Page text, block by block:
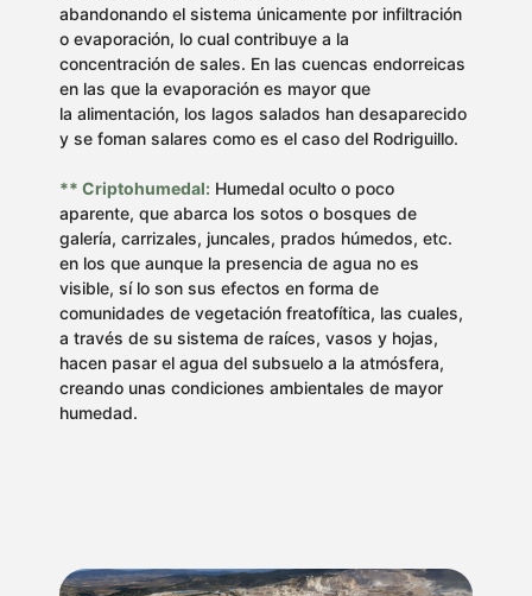
abandonando el sistema únicamente por infiltración
o evaporación, lo cual contribuye a la
concentración de sales. En las cuencas endorreicas
en las que la evaporación es mayor que
la alimentación, los lagos salados han desaparecido
y se foman salares como es el caso del Rodriguillo.
** Criptohumedal: Humedal oculto o poco
aparente, que abarca los sotos o bosques de
galería, carrizales, juncales, prados húmedos, etc.
en los que aunque la presencia de agua no es
visible, sí lo son sus efectos en forma de
comunidades de vegetación freatofítica, las cuales,
a través de su sistema de raíces, vasos y hojas,
hacen pasar el agua del subsuelo a la atmósfera,
creando unas condiciones ambientales de mayor
humedad.